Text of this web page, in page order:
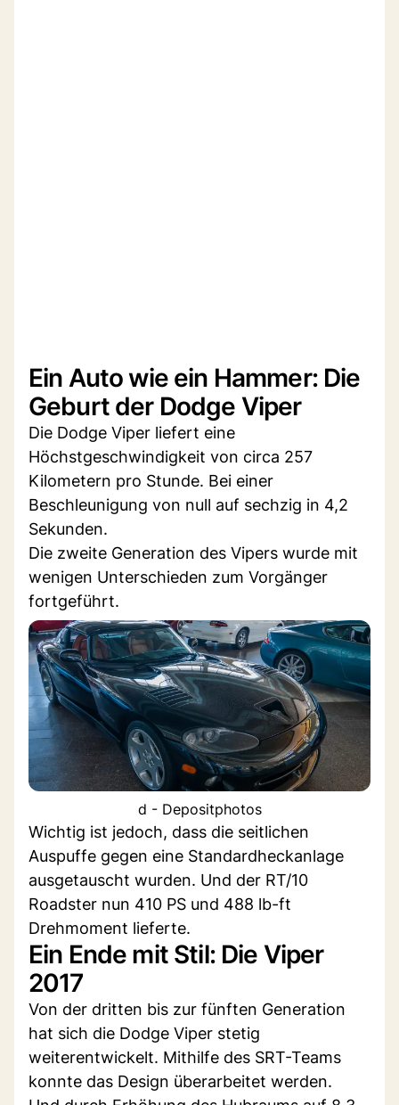
Ein Auto wie ein Hammer: Die
Geburt der Dodge Viper
Die Dodge Viper liefert eine
Höchstgeschwindigkeit von circa 257
Kilometern pro Stunde. Bei einer
Beschleunigung von null auf sechzig in 4,2
Sekunden.
Die zweite Generation des Vipers wurde mit
wenigen Unterschieden zum Vorgänger
fortgeführt.
d - Depositphotos
Wichtig ist jedoch, dass die seitlichen
Auspuffe gegen eine Standardheckanlage
ausgetauscht wurden. Und der RT/10
Roadster nun 410 PS und 488 lb-ft
Drehmoment lieferte.
Ein Ende mit Stil: Die Viper
2017
Von der dritten bis zur fünften Generation
hat sich die Dodge Viper stetig
weiterentwickelt. Mithilfe des SRT-Teams
konnte das Design überarbeitet werden.